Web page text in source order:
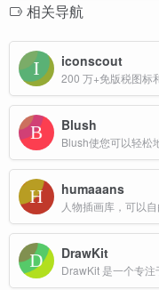
相关导航
iconscout
Blush
humaaans
DrawKit